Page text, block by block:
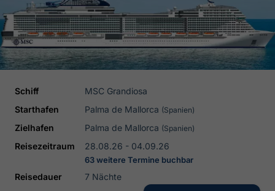
Schiff
MSC Grandiosa
Starthafen
Palma de Mallorca (Spanien)
Zielhafen Palma de Mallorca (Spanien)
Reisezeitraum 28.08.26 - 04.09.26
63 weitere Termine buchbar
Reisedauer 7 Nächte